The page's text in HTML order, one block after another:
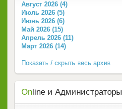
Август 2026 (4)
Июль 2026 (5)
Июнь 2026 (6)
Май 2026 (15)
Апрель 2026 (11)
Март 2026 (14)
Показать / скрыть весь архив
On line и Администраторы